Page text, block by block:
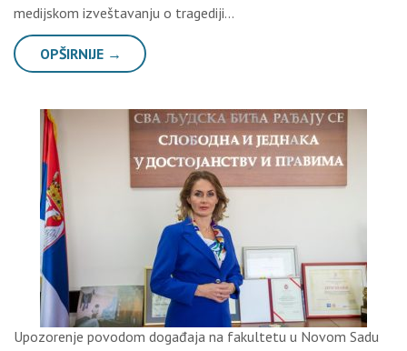
medijskom izveštavanju o tragediji…
OPŠIRNIJE →
Upozorenje povodom događaja na fakultetu u Novom Sadu